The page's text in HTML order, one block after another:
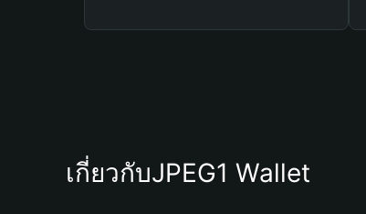
เกี่ยวกับJPEG1 Wallet